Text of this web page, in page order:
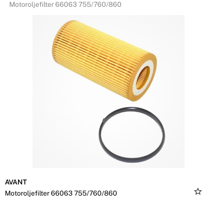
Motoroljefilter 66063 755/760/860
AVANT
Motoroljefilter 66063 755/760/860